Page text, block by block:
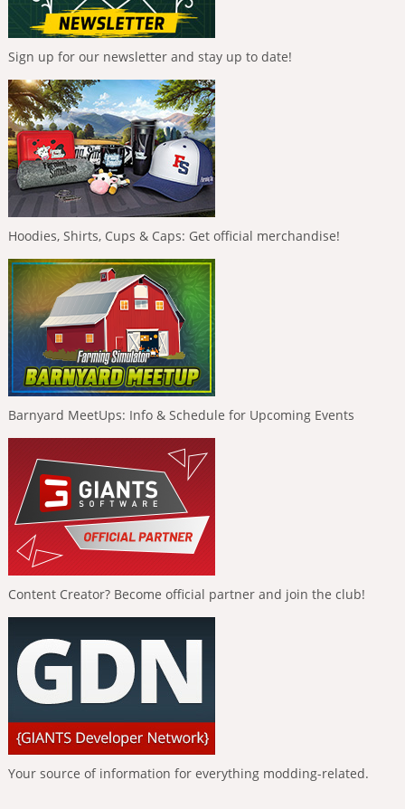
Sign up for our newsletter and stay up to date!
Hoodies, Shirts, Cups & Caps: Get official merchandise!
Barnyard MeetUps: Info & Schedule for Upcoming Events
Content Creator? Become official partner and join the club!
Your source of information for everything modding-related.